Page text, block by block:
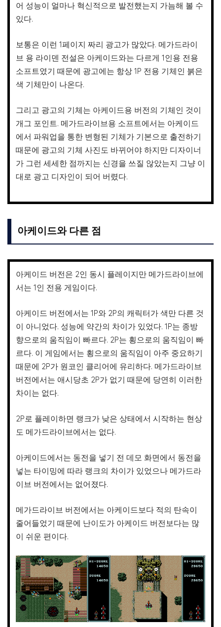
어 성능이 얼마나 혁신적으로 발전했는지 가늠해 볼 수
있다.
보통은 이런 1페이지 짜리 광고가 많았다. 메가드라이
브 용 라이덴 전설은 아케이드와는 다르게 1인용 전용
소프트였기 때문에 광고에는 항상 1P 전용 기체인 붉은
색 기체만이 나온다.
그리고 광고의 기체는 아케이드용 버전의 기체인 것이
개그 포인트. 메가드라이브용 소프트에서는 아케이드
에서 파워업을 통한 변형된 기체가 기본으로 출전하기
때문에 광고의 기체 사진도 바뀌어야 하지만 디자이너
가 그런 세세한 점까지는 신경을 쓰질 않았는지 그냥 이
대로 광고 디자인이 되어 버렸다.
아케이드와 다른 점
아케이드 버전은 2인 동시 플레이지만 메가드라이브에
서는 1인 전용 게임이다.
아케이드 버전에서는 1P와 2P의 캐릭터가 색만 다른 것
이 아니었다. 성능에 약간의 차이가 있었다. 1P는 종방
향으로의 움직임이 빠르다. 2P는 횡으로의 움직임이 빠
르다. 이 게임에서는 횡으로의 움직임이 아주 중요하기
때문에 2P가 원코인 클리어에 유리하다. 메가드라이브
버전에서는 애시당초 2P가 없기 때문에 당연히 이러한
차이는 없다.
2P로 플레이하면 랭크가 낮은 상태에서 시작하는 현상
도 메가드라이브에서는 없다.
아케이드에서는 동전을 넣기 전 데모 화면에서 동전을
넣는 타이밍에 따라 랭크의 차이가 있었으나 메가드라
이브 버전에서는 없어졌다.
메가드라이브 버전에서는 아케이드보다 적의 탄속이
줄어들었기 때문에 난이도가 아케이드 버전보다는 많
이 쉬운 편이다.